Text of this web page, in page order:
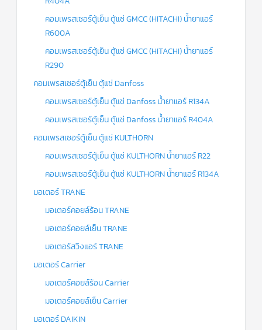
คอมเพรสเซอร์ตู้เย็น ตู้แช่ GMCC (HITACHI) น้ำยาแอร์
R600A
คอมเพรสเซอร์ตู้เย็น ตู้แช่ GMCC (HITACHI) น้ำยาแอร์
R290
คอมเพรสเซอร์ตู้เย็น ตู้แช่ Danfoss
คอมเพรสเซอร์ตู้เย็น ตู้แช่ Danfoss น้ำยาแอร์ R134A
คอมเพรสเซอร์ตู้เย็น ตู้แช่ Danfoss น้ำยาแอร์ R404A
คอมเพรสเซอร์ตู้เย็น ตู้แช่ KULTHORN
คอมเพรสเซอร์ตู้เย็น ตู้แช่ KULTHORN น้ำยาแอร์ R22
คอมเพรสเซอร์ตู้เย็น ตู้แช่ KULTHORN น้ำยาแอร์ R134A
มอเตอร์ TRANE
มอเตอร์คอยล์ร้อน TRANE
มอเตอร์คอยล์เย็น TRANE
มอเตอร์สวิงแอร์ TRANE
มอเตอร์ Carrier
มอเตอร์คอยล์ร้อน Carrier
มอเตอร์คอยล์เย็น Carrier
มอเตอร์ DAIKIN